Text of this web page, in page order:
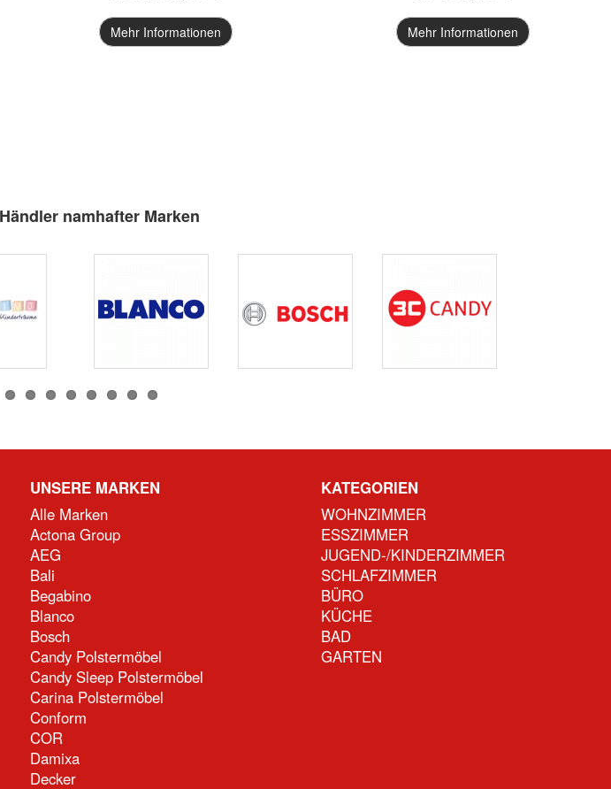
Mehr Informationen Mehr Informationen
namhafter Marken
UNSERE MARKEN
Alle Marken
Actona Group
AEG
Bali
Begabino
Blanco
Bosch
Candy Polstermöbel
Candy Sleep Polstermöbel
Carina Polstermöbel
Conform
COR
Damixa
Decker
KATEGORIEN
WOHNZIMMER
ESSZIMMER
JUGEND-/KINDERZIMMER
SCHLAFZIMMER
BÜRO
KÜCHE
BAD
GARTEN